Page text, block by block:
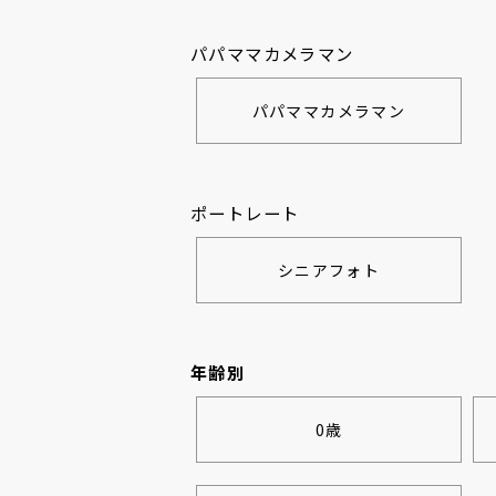
パパママカメラマン
パパママカメラマン
ポートレート
シニアフォト
年齢別
0歳